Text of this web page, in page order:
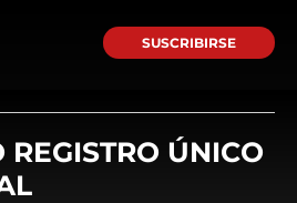
SUSCRIBIRSE
REGISTRO ÚNICO